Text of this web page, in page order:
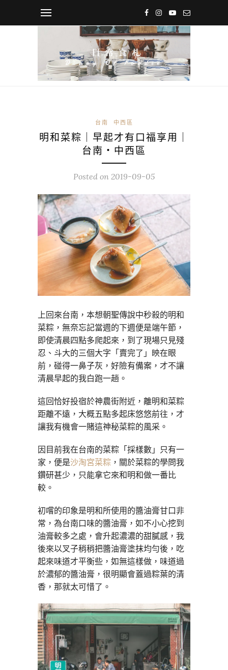
台南 中西區
明和菜粽｜早起才有口福享用｜
台南・中西區
Posted on 2019-09-05
上回來台南，本想朝聖傳說中秒殺的明和
菜粽，無奈忘記當週的下週便是端午節，
即使清晨四點多爬起來，到了現場只見殘
忍、斗大的三個大字「賣完了」映在眼
前，碰得一鼻子灰，好險有備案，才不讓
清晨早起的我白跑一趟。
這回恰好投宿於神農街附近，離明和菜粽
距離不遠，大概五點多起床悠悠前往，才
讓我有機會一賭這神秘菜粽的風采。
因目前我在台南的菜粽「採樣數」只有一
家，便是沙淘宮菜粽 ，關於菜粽的學問我
鑽研甚少，只能拿它來和明和做一番比
較。
初嚐的印象是明和所使用的醬油膏甘口非
常，為台南口味的醬油膏，如不小心挖到
油膏較多之處，會升起濃濃的甜膩感，我
後來以叉子稍稍把醬油膏塗抹均勻後，吃
起來味道才平衡些，如無這樣做，味道過
於濃郁的醬油膏，很明顯會蓋過粽葉的清
香，那就太可惜了。